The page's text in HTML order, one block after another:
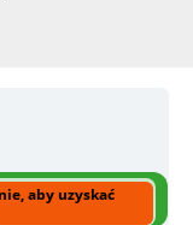
aby uzyskać